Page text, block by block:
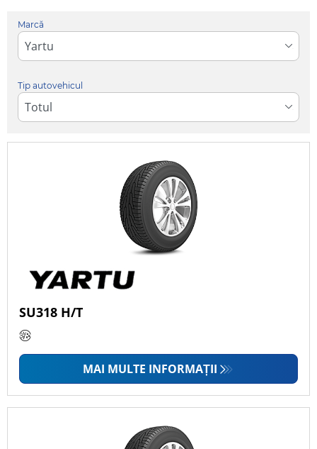
Indice de
încărcare
Indice de viteză
Sezon
Anvelope de
vară
Mai multe opțiuni
Tip autovehicul
CAUTĂ
Citiți dimensiunile anvelopelor
Yartu este o marcă de anvelope de buget, orientat
către raportul calitate-preț, dezvoltat de Zhongce
Rubber Group Co. Ltd, fondat în 1958: unul dintre cei
Prezent în aproximativ 200 de țări, grupul produce o
gamă completă de anvelope, recunoscute pentru o
durabilitate bună, fiind utilizate adesea pentru
Marcă
Tip autovehicul
SU318 H/T
MAI MULTE INFORMAȚII